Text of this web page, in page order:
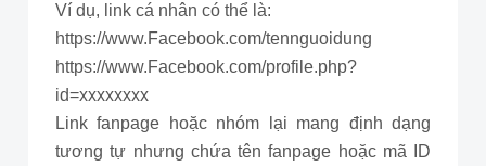
Ví dụ, link cá nhân có thể là:
https://www.Facebook.com/tennguoidung
https://www.Facebook.com/profile.php?
id=xxxxxxxx
Link fanpage hoặc nhóm lại mang định dạng
tương tự nhưng chứa tên fanpage hoặc mã ID